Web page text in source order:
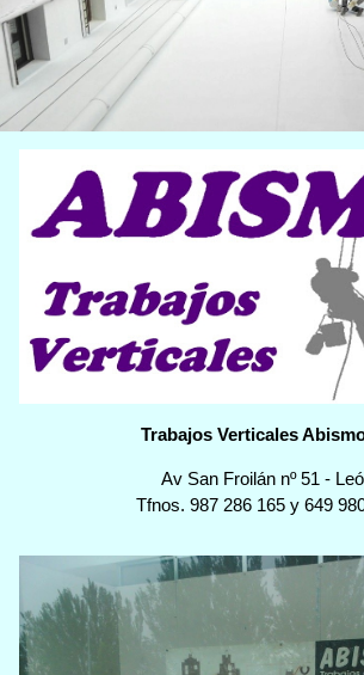
Trabajos Verticales
Av San Froilán nº 51 -
Tfnos. 987 286 165y 649